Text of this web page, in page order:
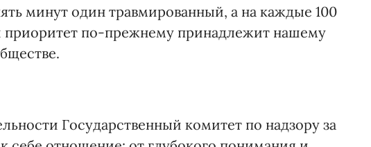
минут один травмированный, а на каждые 100
по-прежнему принадлежит нашему
Государственный комитет по надзору за